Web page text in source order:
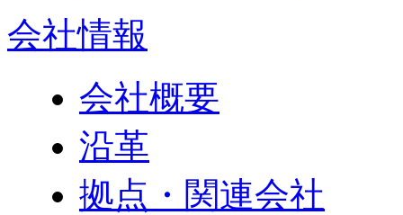
会社情報
会社概要
沿革
拠点・関連会社